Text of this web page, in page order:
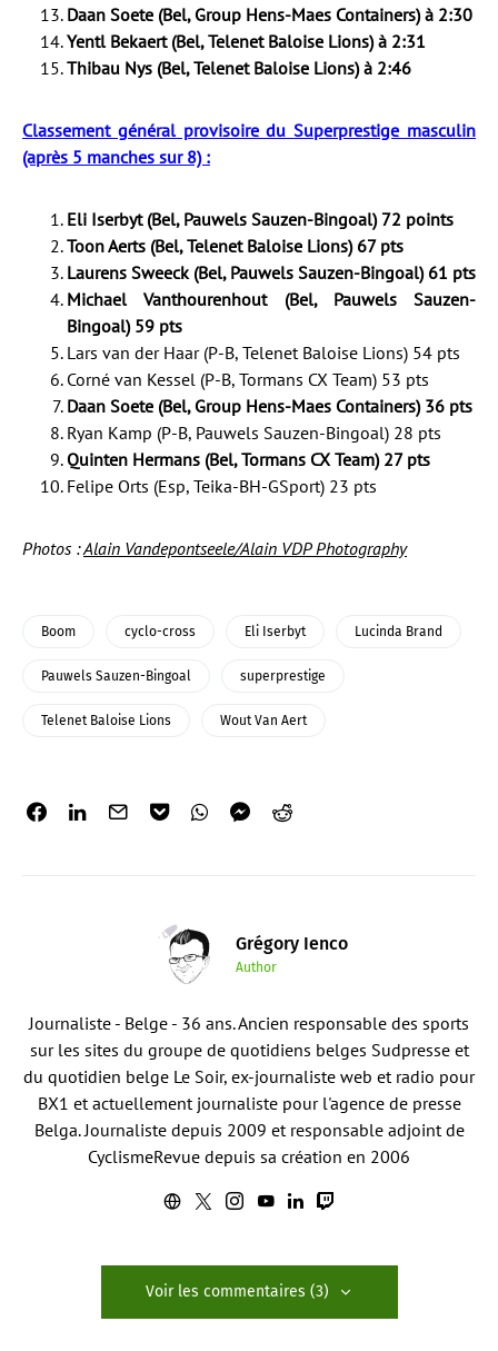
Daan Soete (Bel, Group Hens-Maes Containers) à 2:30
Yentl Bekaert (Bel, Telenet Baloise Lions) à 2:31
Thibau Nys (Bel, Telenet Baloise Lions) à 2:46
Classement général provisoire du Superprestige masculin
(après 5 manches sur 8) :
Eli Iserbyt (Bel, Pauwels Sauzen-Bingoal) 72 points
Toon Aerts (Bel, Telenet Baloise Lions) 67 pts
Laurens Sweeck (Bel, Pauwels Sauzen-Bingoal) 61 pts
Michael Vanthourenhout (Bel, Pauwels Sauzen-
Bingoal) 59 pts
Lars van der Haar (P-B, Telenet Baloise Lions) 54 pts
Corné van Kessel (P-B, Tormans CX Team) 53 pts
Daan Soete (Bel, Group Hens-Maes Containers) 36 pts
Ryan Kamp (P-B, Pauwels Sauzen-Bingoal) 28 pts
Quinten Hermans (Bel, Tormans CX Team) 27 pts
Felipe Orts (Esp, Teika-BH-GSport) 23 pts
Photos :Alain Vandepontseele/Alain VDP Photography
Boom cyclo-cross Eli Iserbyt Lucinda Brand
Pauwels Sauzen-Bingoal superprestige
Telenet Baloise Lions Wout Van Aert
Grégory Ienco
Author
Journaliste - Belge - 36 ans. Ancien responsable des sports
sur les sites du groupe de quotidiens belges Sudpresse et
du quotidien belge Le Soir, ex-journaliste web et radio pour
BX1 et actuellement journaliste pour l'agence de presse
Belga. Journaliste depuis 2009 et responsable adjoint de
CyclismeRevue depuis sa création en 2006
Voir les commentaires (3)